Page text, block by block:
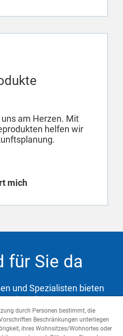
am Herzen. Mit
helfen wir
mich
für Sie da
und Spezialisten bieten
Dienstleistungen zur
und Unterstützung
zu Ihren Zielen.
durch Personen bestimmt, die
Beschränkungen unterliegen
ihres Wohnsitzes/Wohnortes oder